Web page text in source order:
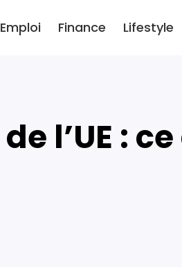
Emploi Finance Lifestyle